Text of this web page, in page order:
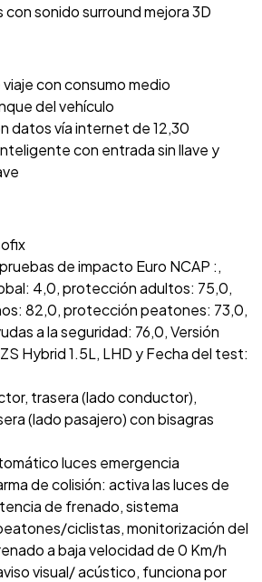
con sonido surround mejora 3D
con consumo medio
del vehículo
datos vía internet de 12,30
con entrada sin llave y
de impacto Euro NCAP :,
4,0, protección adultos: 75,0,
82,0, protección peatones: 73,0,
a la seguridad: 76,0, Versión
Hybrid 1.5L, LHD y Fecha del test:
trasera (lado conductor),
(lado pasajero) con bisagras
luces emergencia
de colisión: activa las luces de
de frenado, sistema
ciclistas, monitorización del
a baja velocidad de 0 Km/h
visual/ acústico, funciona por